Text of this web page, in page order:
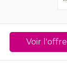
Voir l'offre